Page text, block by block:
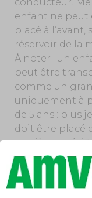
enfant ne peut
placé à l’avant,
réservoir de la
À noter : un
peut être
comme un
uniquement à
de 5 ans : plus
doit être placé
un siège
D’autre part, il
conseillé de